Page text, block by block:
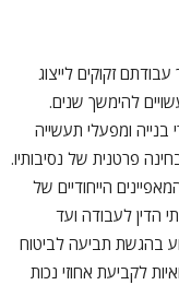
זקוקים לייצוג
להימשך שנים.
ומפעלי תעשייה
פרטנית של נסיבותיו.
הייחודיים של
הדין לעבודה ועד
בהגשת תביעה לביטוח
לקביעת אחוזי נכות